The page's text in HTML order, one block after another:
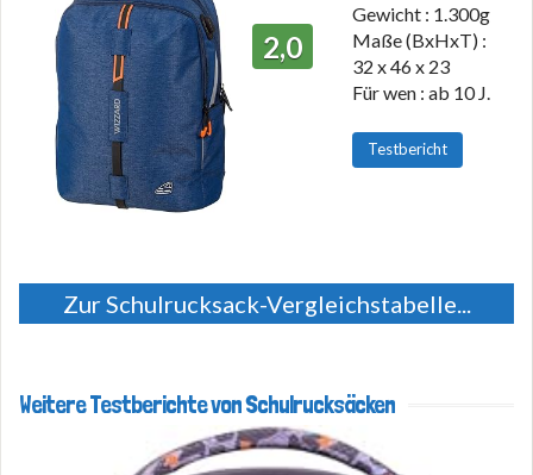
2,0
Gewicht : 1.300g
Maße (BxHxT) :
32 x 46 x 23
Für wen : ab 10 J.
Testbericht
Zur Schulrucksack-Vergleichstabelle...
Weitere Testberichte von Schulrucksäcken